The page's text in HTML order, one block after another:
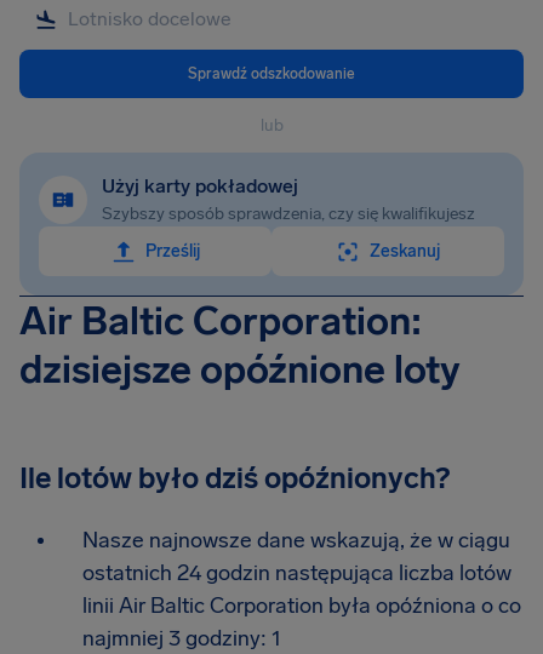
Sprawdź odszkodowanie
lub
Użyj karty pokładowej
Szybszy sposób sprawdzenia, czy się kwalifikujesz
Prześlij
Zeskanuj
Air Baltic Corporation:
dzisiejsze opóźnione loty
Ile lotów było dziś opóźnionych?
Nasze najnowsze dane wskazują, że w ciągu
ostatnich 24 godzin następująca liczba lotów
linii Air Baltic Corporation była opóźniona o co
najmniej 3 godziny: 1